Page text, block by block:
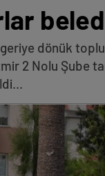
dönük
2 Nolu Şube